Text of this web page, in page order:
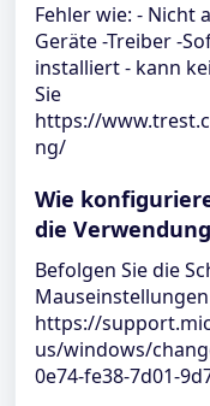
Fehler wie: - Nicht
Geräte -Treiber -
installiert - kann
Sie
https://
ng/
Wie
die
Befolgen Sie die
Mauseinstellungen
https://
us/windows/
0e74-fe38-7d01-